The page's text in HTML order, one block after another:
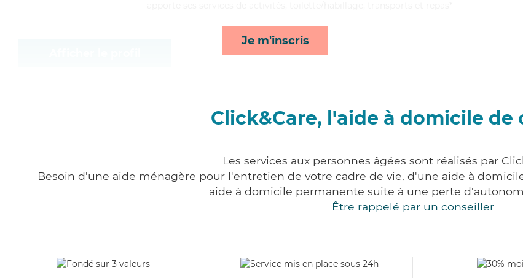
Je m'inscris
Click&Care, l'aide à domicile de
Les services aux personnes âgées sont réalisés par
Besoin d'une aide ménagère pour l'entretien de votre cadre de vie, d'une aide à
aide à domicile permanente suite à une perte
Être rappelé par un conseiller